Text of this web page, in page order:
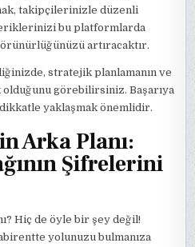
takipçilerinizle düzenli
bu platformlarda
artıracaktır.
stratejik planlamanın ve
görebilirsiniz. Başarıya
yaklaşmak önemlidir.
Arka Planı:
Şifrelerini
Hiç de öyle bir şey değil!
yolunuzu bulmanıza